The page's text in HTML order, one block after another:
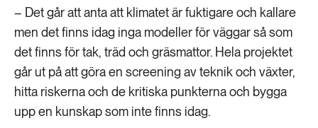
– Det går att anta att klimatet är fuktigare och kallare
men det finns idag inga modeller för väggar så som
det finns för tak, träd och gräsmattor. Hela projektet
går ut på att göra en screening av teknik och växter,
hitta riskerna och de kritiska punkterna och bygga
upp en kunskap som inte finns idag.